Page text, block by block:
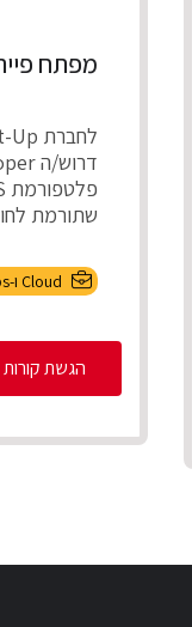
מפתח
שתורמת
Cloud ו-DevOps
הגשת קורות